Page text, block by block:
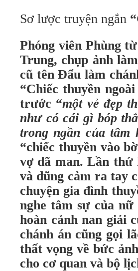
Sơ lược truyện ngắn
Phóng viên Phùng
Trung, chụp ảnh
cũ tên Đẩu làm
“Chiếc thuyền
trước “một vẻ đẹp
như có cái gì bóp
trong ngần của tâm
“chiếc thuyền vào
vợ dã man. Lần thứ
và dũng cảm ra tay
chuyện gia đình
nghe tâm sự của
hoàn cảnh nan giải
chánh án cũng gọi
thất vọng về bức
cho cơ quan và bộ